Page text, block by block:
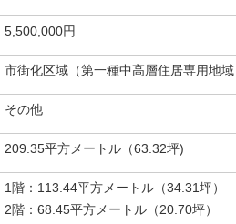
5,500,000円
市街化区域（第一種中高層住居専用地
その他
209.35平方メートル（63.32坪)
1階：113.44平方メートル（34.31坪）
2階：68.45平方メートル（20.70坪）